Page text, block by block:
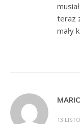
teraz
mały
13